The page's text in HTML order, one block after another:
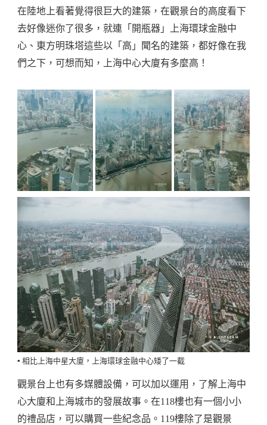
在陸地上看著覺得很巨大的建築，在觀景台的高度看下
去好像迷你了很多，就連「開瓶器」上海環球金融中
心、東方明珠塔這些以「高」聞名的建築，都好像在我
們之下，可想而知，上海中心大廈有多麼高！
▪️ 相比上海中星大廈，上海環球金融中心矮了一截
觀景台上也有多媒體設備，可以加以運用，了解上海中
心大廈和上海城市的發展故事。在118樓也有一個小小
的禮品店，可以購買一些紀念品。119樓除了是觀景